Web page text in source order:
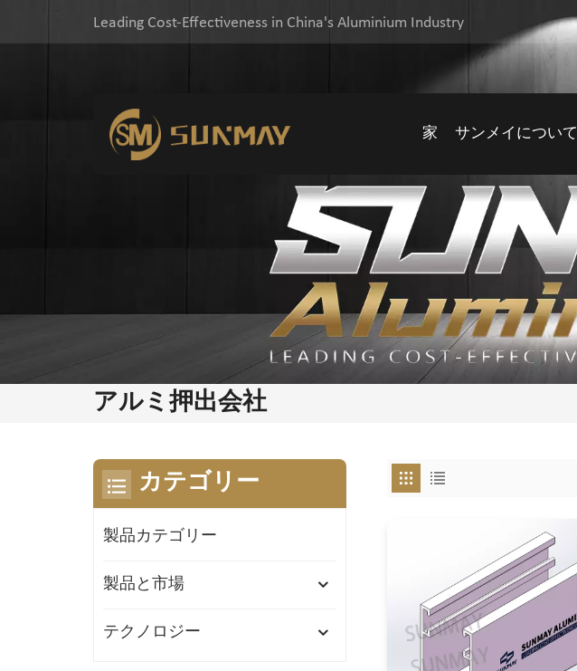
Leading Cost-Effectiveness in China's Aluminium Industry
家 サンメイについて
アルミ押出会社
カテゴリー
製品カテゴリー
製品と市場
テクノロジー